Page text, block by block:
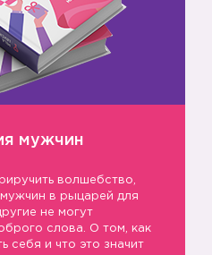
мужчин
волшебство,
в рыцарей для
не могут
слова. О том, как
себя и что это значит